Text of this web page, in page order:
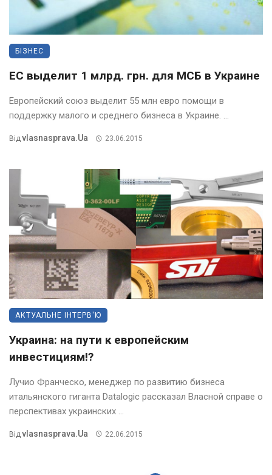
БІЗНЕС
ЕС выделит 1 млрд. грн. для МСБ в Украине
Европейский союз выделит 55 млн евро помощи в
поддержку малого и среднего бизнеса в Украине. ...
ВідVlasnasprava.ua 23.06.2015
АКТУАЛЬНЕ ІНТЕРВ'Ю
Украина: на пути к европейским
инвестициям!?
Лучио Франческо, менеджер по развитию бизнеса
итальянского гиганта Datalogic рассказал Власной справе о
перспективах украинских ...
Від Vlasnasprava.ua 22.06.2015